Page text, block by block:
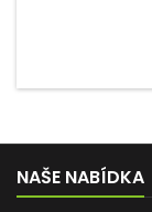
NAŠE NABÍDKA